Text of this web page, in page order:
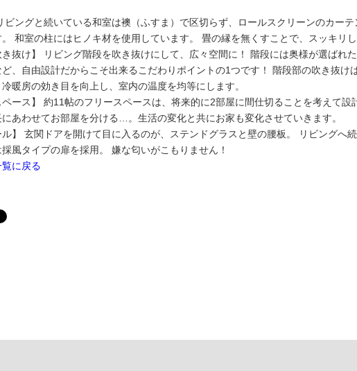
ビングと続いている和室は襖（ふすま）で区切らず、ロールスクリーンのカー
。 和室の柱にはヒノキ材を使用しています。 畳の縁を無くすことで、スッキリし
き抜け】 リビング階段を吹き抜けにして、広々空間に！ 階段には奥様が選ばれ
、自由設計だからこそ出来るこだわりポイントの1つです！ 階段部の吹き抜
暖房の効き目を向上し、室内の温度を均等にします。
ペース】 約11帖のフリースペースは、将来的に2部屋に間仕切ることを考えて
あわせてお部屋を分ける…。生活の変化と共にお家も変化させていきます。
ル】 玄関ドアを開けて目に入るのが、ステンドグラスと壁の腰板。 リビング
採風タイプの扉を採用。 嫌な匂いがこもりません！
に戻る